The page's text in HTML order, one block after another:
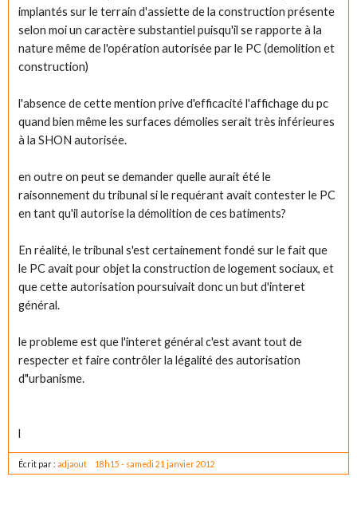
implantés sur le terrain d'assiette de la construction présente
selon moi un caractère substantiel puisqu'il se rapporte à la
nature même de l'opération autorisée par le PC (demolition et
construction)
l'absence de cette mention prive d'efficacité l'affichage du pc
quand bien même les surfaces démolies serait très inférieures
à la SHON autorisée.
en outre on peut se demander quelle aurait été le
raisonnement du tribunal si le requérant avait contester le PC
en tant qu'il autorise la démolition de ces batiments?
En réalité, le tribunal s'est certainement fondé sur le fait que
le PC avait pour objet la construction de logement sociaux, et
que cette autorisation poursuivait donc un but d'interet
général.
le probleme est que l'interet général c'est avant tout de
respecter et faire contrôler la légalité des autorisation
d"urbanisme.
l
Écrit par :adjaout 18h15 - samedi 21 janvier 2012